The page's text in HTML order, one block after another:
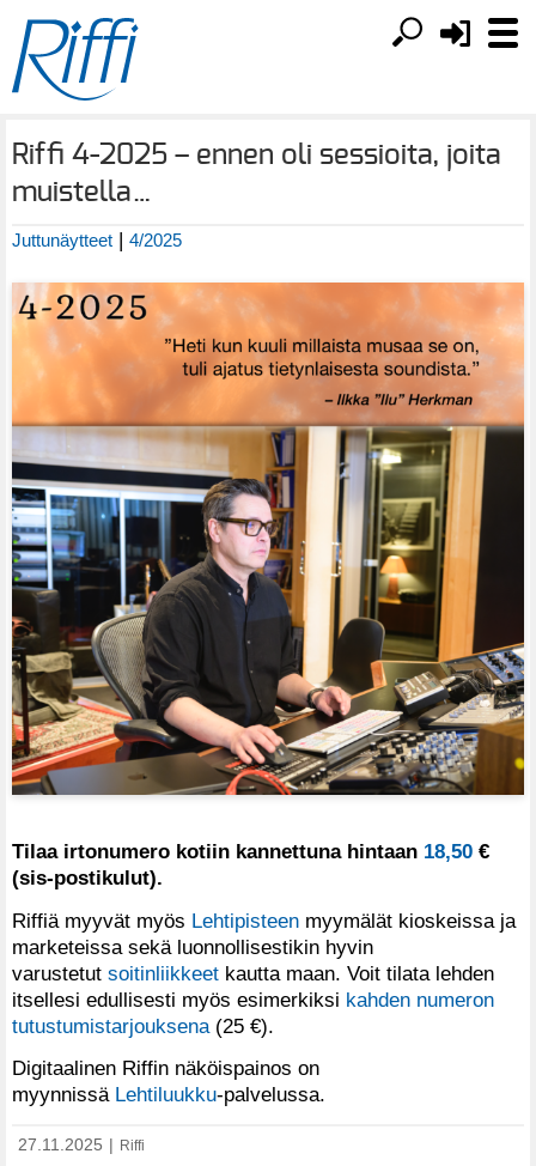
Riffi 4-2025 – ennen oli sessioita, joita
muistella…
Juttunäytteet | 4/2025
Tilaa irtonumero kotiin kannettuna hintaan 18,50 €
(sis-postikulut).
Riffiä myyvät myös Lehtipisteen myymälät kioskeissa ja
marketeissa sekä luonnollisestikin hyvin
varustetut soitinliikkeet kautta maan. Voit tilata lehden
itsellesi edullisesti myös esimerkiksi kahden numeron
tutustumistarjouksena (25 €).
Digitaalinen Riffin näköispainos on
myynnissä Lehtiluukku-palvelussa.
27.11.2025 Riffi